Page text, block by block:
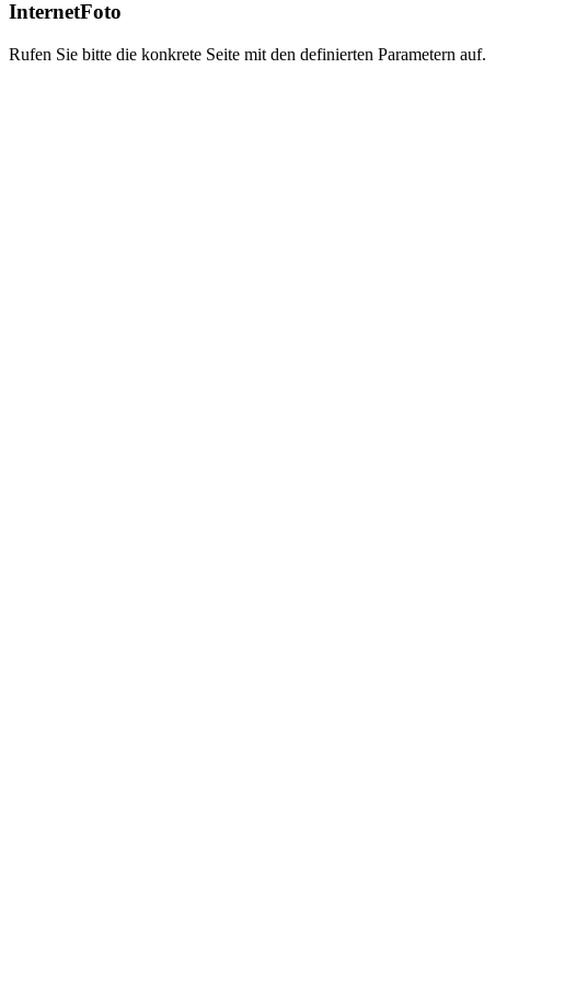
InternetFoto
Rufen Sie bitte die konkrete Seite mit den definierten Parametern auf.